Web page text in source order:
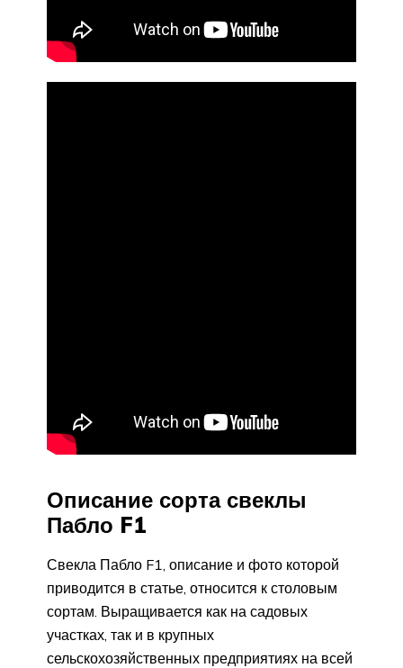
Описание сорта свеклы
Пабло F1
Свекла Пабло F1, описание и фото которой
приводится в статье, относится к столовым
сортам. Выращивается как на садовых
участках, так и в крупных
сельскохозяйственных предприятиях на всей